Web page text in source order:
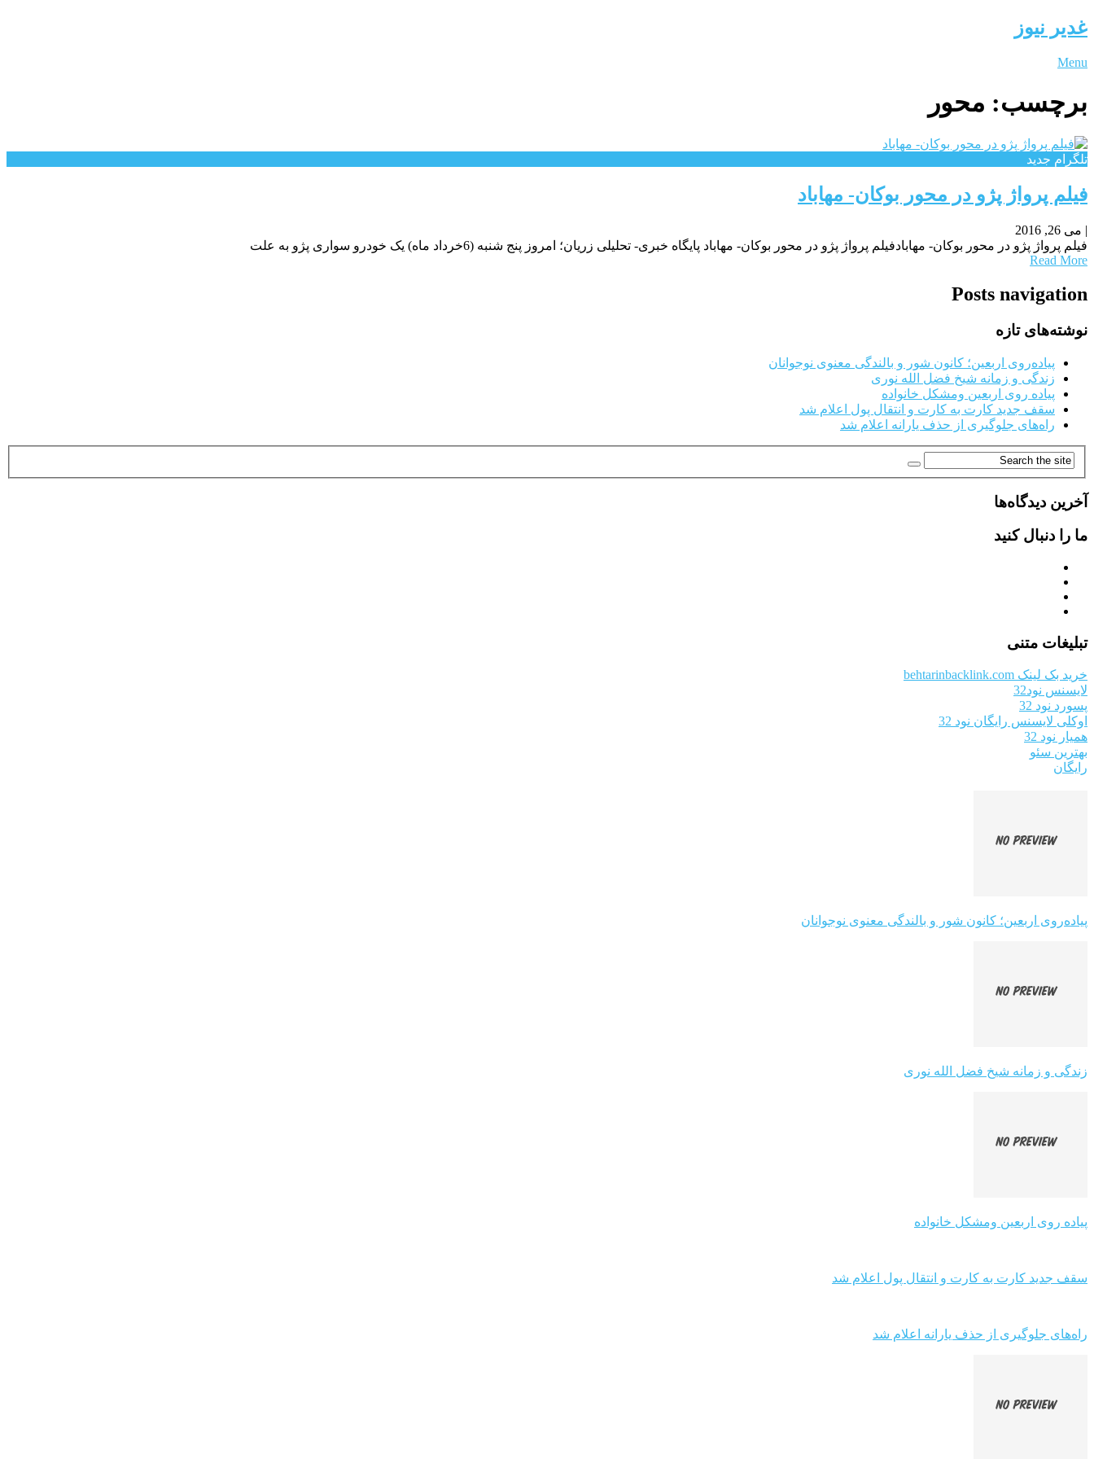
غدیر نیوز
Menu
برچسب: محور
تلگرام جدید
فیلم پرواژ پژو در محور بوکان- مهاباد
| می 26, 2016
فیلم پرواژ پژو در محور بوکان- مهابادفیلم پرواژ پژو در محور بوکان- مهاباد پایگاه خبری- تحلیلی زریان؛ امروز پنج شنبه (6خرداد ماه) یک خودرو سواری پژو به علت
Read More
Posts navigation
نوشته‌های تازه
پیاده‌روی اربعین؛ کانون شور و بالندگی معنوی نوجوانان
زندگی و زمانه شیخ فضل الله نوری
پیاده روی اربعین ومشکل خانواده
سقف جدید کارت به کارت و انتقال پول اعلام شد
راه‌های جلوگیری از حذف یارانه اعلام شد
آخرین دیدگاه‌ها
ما را دنبال کنید
تبلیغات متنی
خرید بک لینک behtarinbacklink.com
لایسنس نود32
پسورد نود 32
اوکلی لایسنس رایگان نود 32
همیار نود 32
بهترین سئو
رایگان
پیاده‌روی اربعین؛ کانون شور و بالندگی معنوی نوجوانان
زندگی و زمانه شیخ فضل الله نوری
پیاده روی اربعین ومشکل خانواده
سقف جدید کارت به کارت و انتقال پول اعلام شد
راه‌های جلوگیری از حذف یارانه اعلام شد